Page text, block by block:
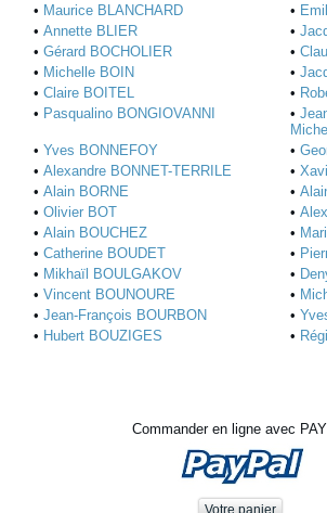
• Maurice BLANCHARD •
•Annette BLIER •
•Gérard BOCHOLIER •
• Michelle BOIN •
•Claire BOITEL •
• Pasqualino BONGIOVANNI •
•Yves BONNEFOY •
•Alexandre BONNET-TERRILE •
•Alain BORNE •
•Olivier BOT •
•Alain BOUCHEZ •
•Catherine BOUDET •
• Mikhaïl BOULGAKOV •
•Vincent BOUNOURE •
•Jean-François BOURBON •
• Hubert BOUZIGES •
Commander en ligne avec